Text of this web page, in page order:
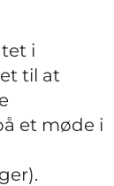
i
til at
et møde i